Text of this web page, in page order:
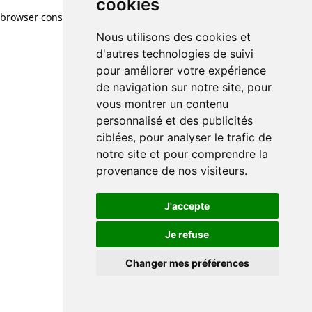
cookies
Nous utilisons des cookies et
d'autres technologies de suivi
pour améliorer votre expérience
de navigation sur notre site, pour
vous montrer un contenu
personnalisé et des publicités
ciblées, pour analyser le trafic de
notre site et pour comprendre la
provenance de nos visiteurs.
J'accepte
Je refuse
Changer mes préférences
browser console for more information)